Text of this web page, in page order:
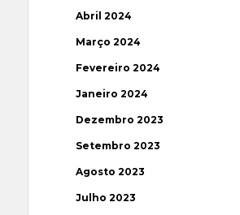
Abril 2024
Março 2024
Fevereiro 2024
Janeiro 2024
Dezembro 2023
Setembro 2023
Agosto 2023
Julho 2023